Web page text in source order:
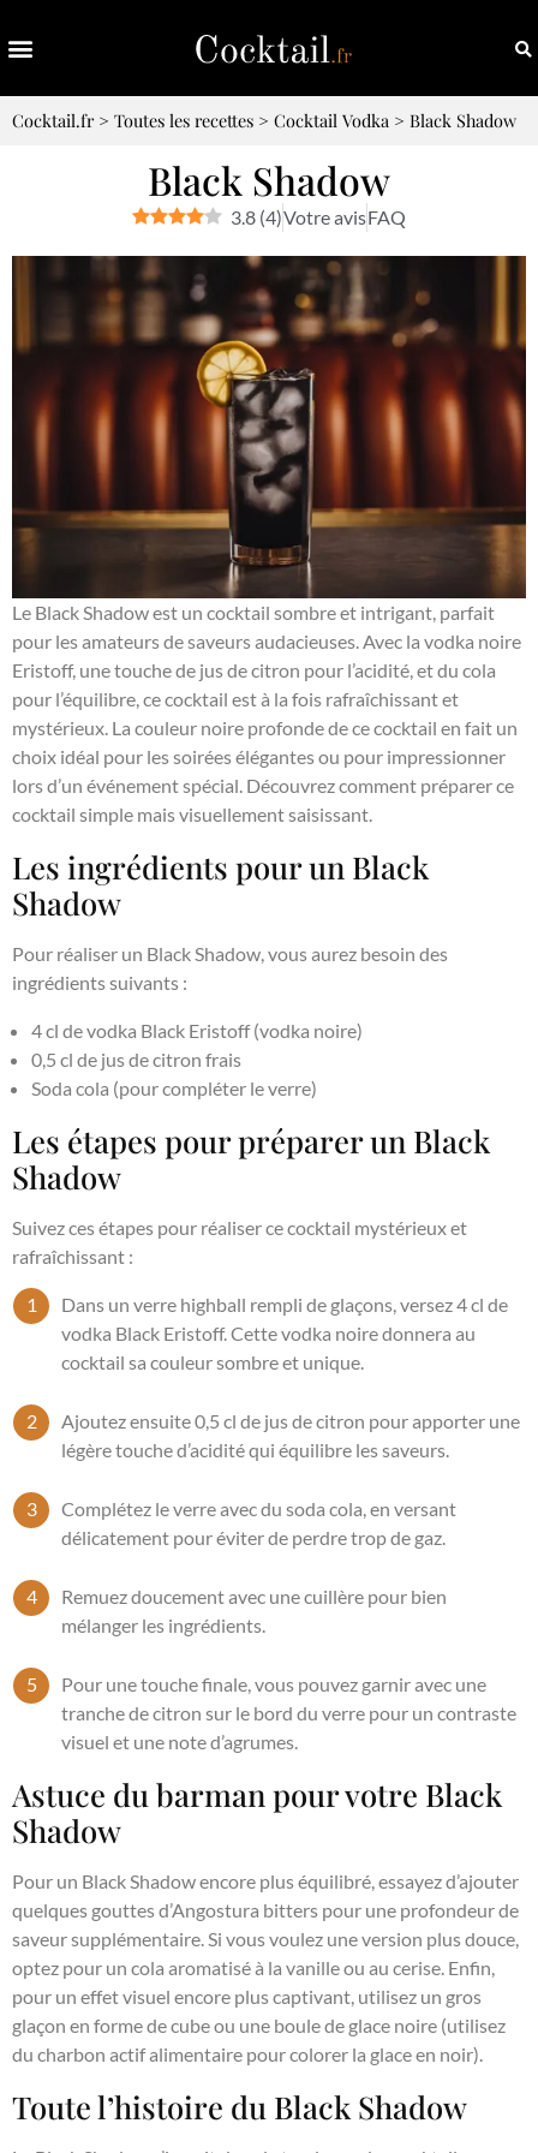
Cocktail.fr> Toutes les recettes > Cocktail Vodka > Black Shadow
Black Shadow
3.8 (4)Votre avisFAQ
Le Black Shadow est un cocktail sombre et intrigant, parfait
pour les amateurs de saveurs audacieuses. Avec la vodka noire
Eristoff, une touche de jus de citron pour l’acidité, et du cola
pour l’équilibre, ce cocktail est à la fois rafraîchissant et
mystérieux. La couleur noire profonde de ce cocktail en fait un
choix idéal pour les soirées élégantes ou pour impressionner
lors d’un événement spécial. Découvrez comment préparer ce
cocktail simple mais visuellement saisissant.
Les ingrédients pour un Black
Shadow
Pour réaliser un Black Shadow, vous aurez besoin des
ingrédients suivants :
4 cl de vodka Black Eristoff (vodka noire)
0,5 cl de jus de citron frais
Soda cola (pour compléter le verre)
Les étapes pour préparer un Black
Shadow
Suivez ces étapes pour réaliser ce cocktail mystérieux et
rafraîchissant :
Dans un verre highball rempli de glaçons, versez 4 cl de
vodka Black Eristoff. Cette vodka noire donnera au
cocktail sa couleur sombre et unique.
Ajoutez ensuite 0,5 cl de jus de citron pour apporter une
légère touche d’acidité qui équilibre les saveurs.
Complétez le verre avec du soda cola, en versant
délicatement pour éviter de perdre trop de gaz.
Remuez doucement avec une cuillère pour bien
mélanger les ingrédients.
Pour une touche finale, vous pouvez garnir avec une
tranche de citron sur le bord du verre pour un contraste
visuel et une note d’agrumes.
Astuce du barman pour votre Black
Shadow
Pour un Black Shadow encore plus équilibré, essayez d’ajouter
quelques gouttes d’Angostura bitters pour une profondeur de
saveur supplémentaire. Si vous voulez une version plus douce,
optez pour un cola aromatisé à la vanille ou au cerise. Enfin,
pour un effet visuel encore plus captivant, utilisez un gros
glaçon en forme de cube ou une boule de glace noire (utilisez
du charbon actif alimentaire pour colorer la glace en noir).
Toute l’histoire du Black Shadow